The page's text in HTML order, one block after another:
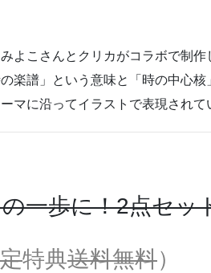
よこさんとクリカがコラボで制
楽譜」という意味と「時の中心
マに沿ってイラストで表現されて
一歩に！2点セッ
特典送料無料）